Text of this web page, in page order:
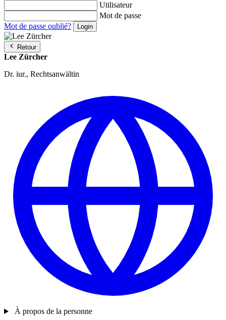
Utilisateur
Mot de passe
Mot de passe oublié?
Retour
Lee Zürcher
Dr. iur., Rechtsanwältin
À propos de la personne